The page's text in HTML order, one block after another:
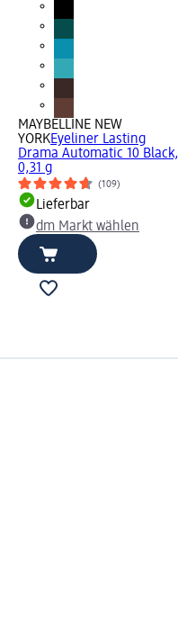
MAYBELLINE NEW
YORKEyeliner Lasting
Drama Automatic 10 Black,
0,31 g
(109)
Lieferbar
dm Markt wählen